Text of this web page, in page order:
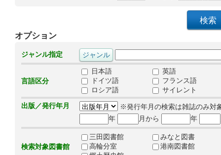
オプション
ジャンル指定
言語区分
日本語
英語
ドイツ語
フランス語
ロシア語
サイレント
出版／発行年月
※発行年月の検索は雑誌のみ対
年
月から 年
検索対象図書館
三田図書館
みなと図書
高輪分室
港南図書館